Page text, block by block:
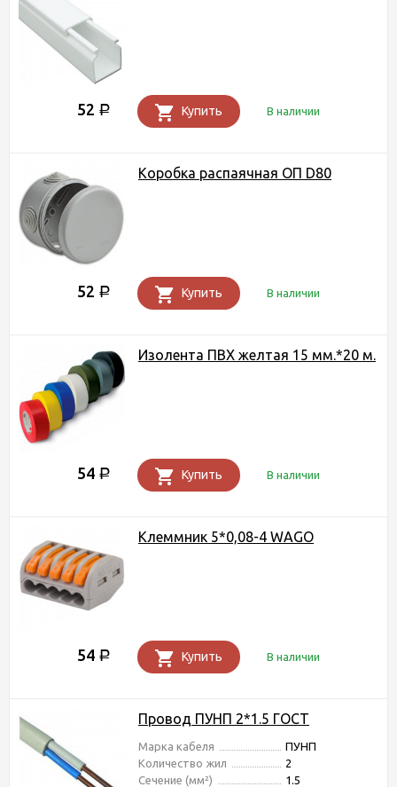
52 Р Купить В наличии
Коробка распаячная ОП D80
52 Р Купить В наличии
Изолента ПВХ желтая 15 мм.*20 м.
54 Р Купить В наличии
Клеммник 5*0,08-4 WAGO
54 Р Купить В наличии
Провод ПУНП 2*1.5 ГОСТ
Марка кабеля
ПУНП
Количество жил
2
Сечение (мм²)
1.5